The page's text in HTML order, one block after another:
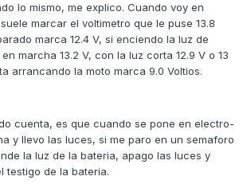
lo mismo, me explico. Cuando voy en
marcar el voltimetro que le puse 13.8
marca 12.4 V, si enciendo la luz de
marcha 13.2 V, con la luz corta 12.9 V o 13
arrancando la moto marca 9.0 Voltios.
cuenta, es que cuando se pone en electro-
y llevo las luces, si me paro en un semaforo
la luz de la bateria, apago las luces y
testigo de la bateria.